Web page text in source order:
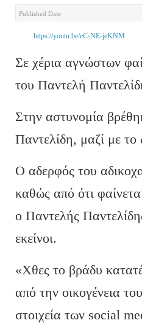
Published Date
https://youtu.be/eC-NE-jeKNM
Σε χέρια αγνώστων
του Παντελή
Στην αστυνομία
Παντελίδη, μαζί με το
Ο αδερφός του
καθώς από ότι
ο Παντελής
εκείνοι.
«Χθες το βράδυ
από την οικογένεια
στοιχεία των social